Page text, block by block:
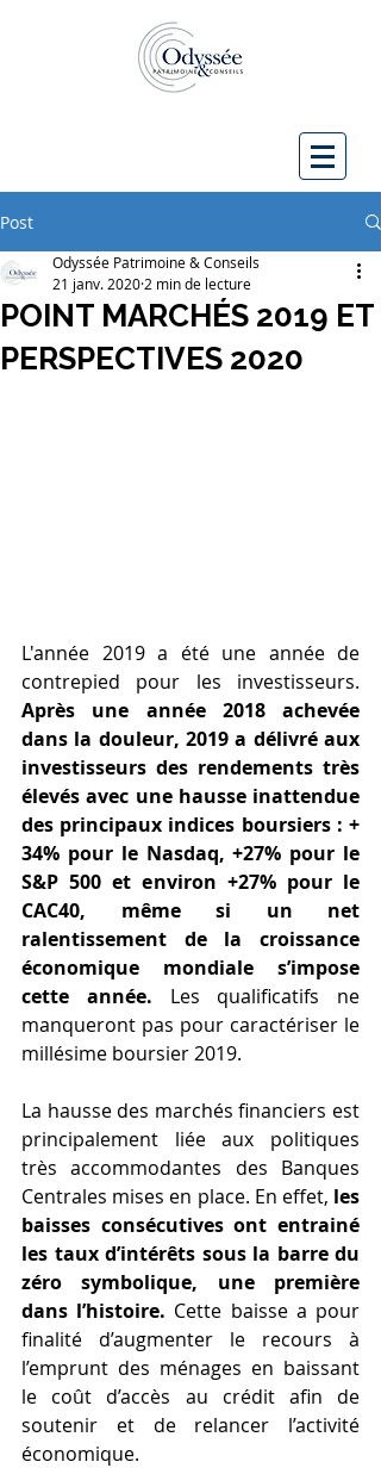
Post
POINT MARCHÉS 2019 ET
PERSPECTIVES 2020
Odyssée Patrimoine & Conseils
21 janv. 2020 2 min de lecture
L'année 2019 a été une année de
Après une année 2018 achevée
dans la douleur, 2019 a délivré aux
investisseurs des rendements très
élevés avec une hausse inattendue
des principaux indices boursiers : +
34% pour le Nasdaq, +27% pour le
S&P 500 et environ +27% pour le
CAC40, même si un net
ralentissement de la croissance
économique mondiale s’impose
cette année. Les qualificatifs ne
manqueront pas pour caractériser le
millésime boursier 2019.
La hausse des marchés financiers est
principalement liée aux politiques
très accommodantes des Banques
Centrales mises en place. En effet, les
baisses consécutives ont entrainé
les taux d’intérêts sous la barre du
zéro symbolique, une première
dans l’histoire. Cette baisse a pour
finalité d’augmenter le recours à
l’emprunt des ménages en baissant
le coût d’accès au crédit afin de
soutenir et de relancer l’activité
économique.